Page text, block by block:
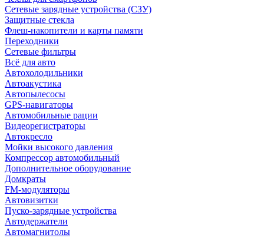
Сетевые зарядные устройства (СЗУ)
Защитные стекла
Флеш-накопители и карты памяти
Переходники
Сетевые фильтры
Всё для авто
Автохолодильники
Автоакустика
Автопылесосы
GPS-навигаторы
Автомобильные рации
Видеорегистраторы
Автокресло
Мойки высокого давления
Компрессор автомобильный
Дополнительное оборудование
Домкраты
FM-модуляторы
Автовизитки
Пуско-зарядные устройства
Автодержатели
Автомагнитолы